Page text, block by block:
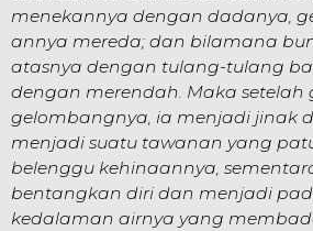
menekannya dengan dadanya,
annya mereda; dan bila­mana
atasnya dengan tulang-tulang
dengan me­rendah. Maka setelah
gelombangnya, ia menjadi jinak
menjadi suatu tawanan yang
belenggu kehinaannya,
bentang­kan diri dan menjadi
kedalaman air­nya yang